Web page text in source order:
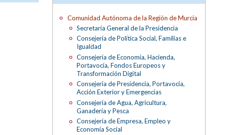
Comunidad Autónoma de la Región de Murcia
Secretaría General de la Presidencia
Consejería de Política Social, Familias e
Igualdad
Consejería de Economía, Hacienda,
Portavocía, Fondos Europeos y
Transformación Digital
Consejería de Presidencia, Portavocía,
Acción Exterior y Emergencias
Consejería de Agua, Agricultura,
Ganadería y Pesca
Consejería de Empresa, Empleo y
Economía Social